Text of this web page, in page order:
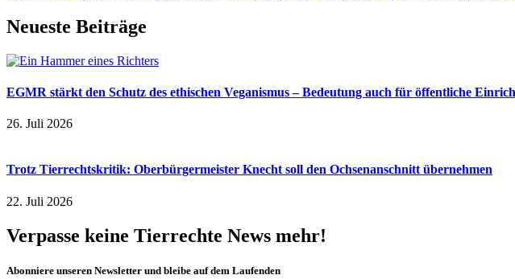
Neueste Beiträge
EGMR stärkt den Schutz des ethischen Veganismus – Bedeutung auch für öffentliche
26. Juli 2026
Trotz Tierrechtskritik: Oberbürgermeister Knecht soll den Ochsenanschnitt übernehmen
22. Juli 2026
Verpasse keine Tierrechte News mehr!
Abonniere unseren Newsletter und bleibe auf dem Laufenden